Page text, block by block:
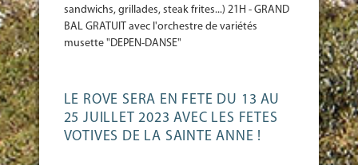
sandwichs, grillades, steak frites...) 21H - GRAND
BAL GRATUIT avec l'orchestre de variétés
musette "DEPEN-DANSE"
LE ROVE SERA EN FETE DU 13 AU
25 JUILLET 2023 AVEC LES FETES
VOTIVES DE LA SAINTE ANNE !